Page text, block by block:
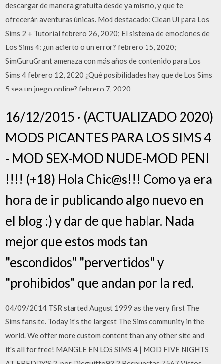
descargar de manera gratuita desde ya mismo, y que te
ofrecerán aventuras únicas. Mod destacado: Clean UI para Los
Sims 2 + Tutorial febrero 26, 2020; El sistema de emociones de
Los Sims 4: ¿un acierto o un error? febrero 15, 2020;
SimGuruGrant amenaza con más años de contenido para Los
Sims 4 febrero 12, 2020 ¿Qué posibilidades hay que de Los Sims
5 sea un juego online? febrero 7, 2020
16/12/2015 · (ACTUALIZADO 2020)
MODS PICANTES PARA LOS SIMS 4
- MOD SEX-MOD NUDE-MOD PENI
!!!! (+18) Hola Chic@s!!! Como ya era
hora de ir publicando algo nuevo en
el blog :) y dar de que hablar. Nada
mejor que estos mods tan
"escondidos" "pervertidos" y
"prohibidos" que andan por la red.
04/09/2014 TSR started August 1999 as the very first The
Sims fansite. Today it’s the largest The Sims community in the
world. We offer more custom content than any other site and
it's all for free! MANGLE EN LOS SIMS 4 | MOD FIVE NIGHTS